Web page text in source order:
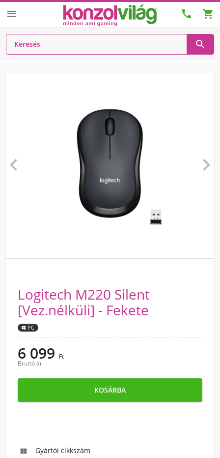
  

 
Logitech M220 Silent
[Vez.nélküli] - Fekete
PC
6 099 Ft
Bruttó ár
KOSÁRBA

Gyártói cikkszám